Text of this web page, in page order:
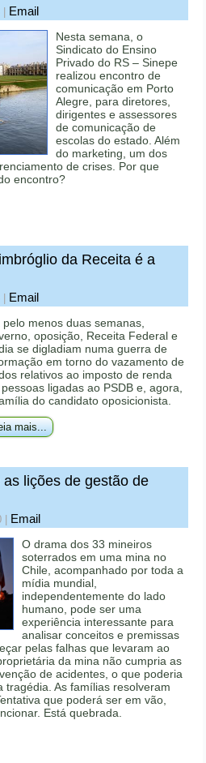
Email
Nesta semana, o
Sindicato do Ensino
Privado do RS – Sinepe
realizou encontro de
comunicação em Porto
Alegre, para diretores,
dirigentes e assessores
de comunicação de
escolas do estado. Além
do marketing, um dos
de crises. Por que
encontro?
da Receita é a
Email
pelo menos duas semanas,
oposição, Receita Federal e
se digladiam numa guerra de
em torno do vazamento de
relativos ao imposto de renda
ligadas ao PSDB e, agora,
do candidato oposicionista.
mais...
lições de gestão de
Email
O drama dos 33 mineiros
soterrados em uma mina no
Chile, acompanhado por toda a
mídia mundial,
independentemente do lado
humano, pode ser uma
experiência interessante para
analisar conceitos e premissas
pelas falhas que levaram ao
da mina não cumpria as
de acidentes, o que poderia
tragédia. As famílias resolveram
que poderá ser em vão,
Está quebrada.